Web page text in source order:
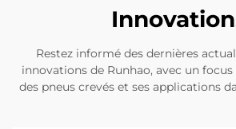
Restez informé des dernières
innovations de Runhao, avec un
des pneus crevés et ses applications